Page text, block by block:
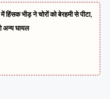
हिंसक भीड़ ने चोरों को बेरहमी से पीटा,
अन्य घायल